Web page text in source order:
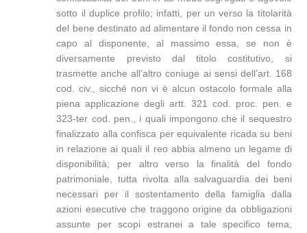
sotto il duplice profilo; infatti, per un verso la titolarità
del bene destinato ad alimentare il fondo non cessa in
capo al disponente, al massimo essa, se non è
diversamente previsto dal titolo costitutivo, si
trasmette anche all’altro coniuge ai sensi dell’art. 168
cod. civ., sicché non vi è alcun ostacolo formale alla
piena applicazione degli artt. 321 cod. proc. pen. e
323-ter cod. pen., i quali impongono che il sequestro
finalizzato alla confisca per equivalente ricada su beni
in relazione ai quali il reo abbia almeno un legame di
disponibilità; per altro verso la finalità del fondo
patrimoniale, tutta rivolta alla salvaguardia dei beni
necessari per il sostentamento della famiglia dalla
azioni esecutive che traggono origine da obbligazioni
assunte per scopi estranei a tale specifico tema,